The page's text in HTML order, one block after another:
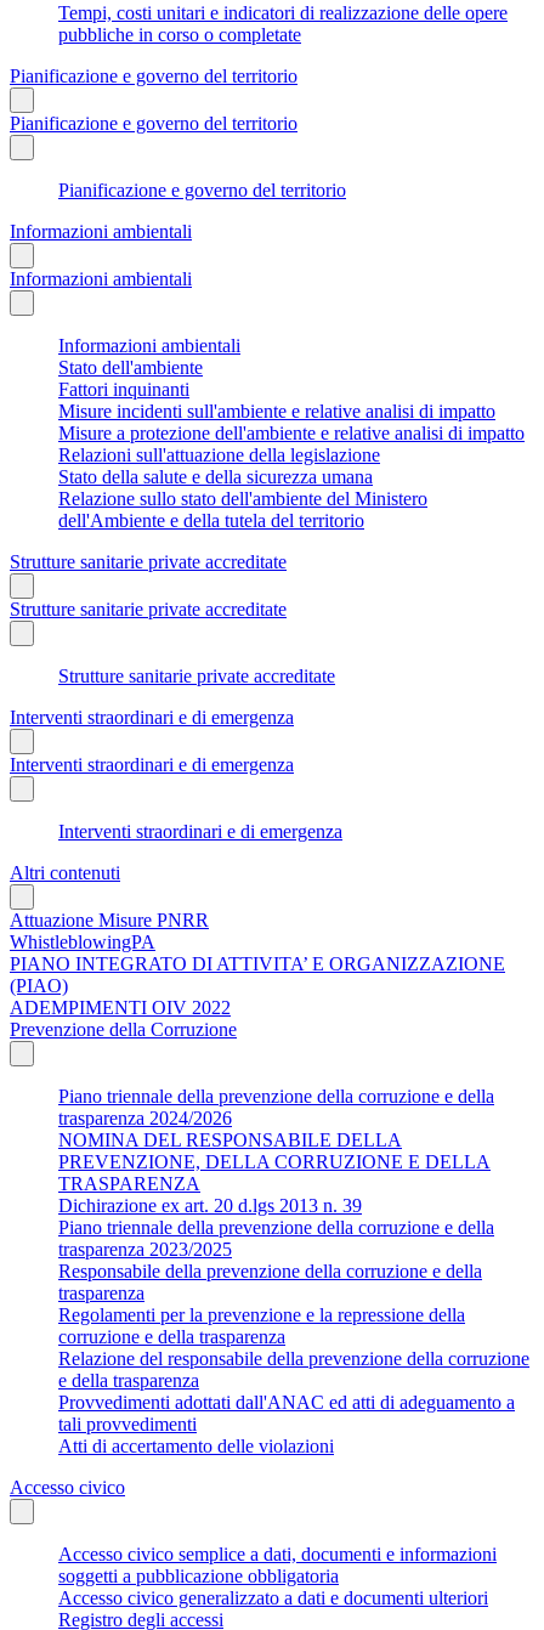
Tempi, costi unitari e indicatori di realizzazione delle opere
pubbliche in corso o completate
Pianificazione e governo del territorio
Pianificazione e governo del territorio
Pianificazione e governo del territorio
Informazioni ambientali
Informazioni ambientali
Informazioni ambientali
Stato dell'ambiente
Fattori inquinanti
Misure incidenti sull'ambiente e relative analisi di impatto
Misure a protezione dell'ambiente e relative analisi di impatto
Relazioni sull'attuazione della legislazione
Stato della salute e della sicurezza umana
Relazione sullo stato dell'ambiente del Ministero
dell'Ambiente e della tutela del territorio
Strutture sanitarie private accreditate
Strutture sanitarie private accreditate
Strutture sanitarie private accreditate
Interventi straordinari e di emergenza
Interventi straordinari e di emergenza
Interventi straordinari e di emergenza
Altri contenuti
Attuazione Misure PNRR
WhistleblowingPA
PIANO INTEGRATO DI ATTIVITA’ E ORGANIZZAZIONE
(PIAO)
ADEMPIMENTI OIV 2022
Prevenzione della Corruzione
Piano triennale della prevenzione della corruzione e della
trasparenza 2024/2026
NOMINA DEL RESPONSABILE DELLA
PREVENZIONE, DELLA CORRUZIONE E DELLA
TRASPARENZA
Dichirazione ex art. 20 d.lgs 2013 n. 39
Piano triennale della prevenzione della corruzione e della
trasparenza 2023/2025
Responsabile della prevenzione della corruzione e della
trasparenza
Regolamenti per la prevenzione e la repressione della
corruzione e della trasparenza
Relazione del responsabile della prevenzione della corruzione
e della trasparenza
Provvedimenti adottati dall'ANAC ed atti di adeguamento a
tali provvedimenti
Atti di accertamento delle violazioni
Accesso civico
Accesso civico semplice a dati, documenti e informazioni
soggetti a pubblicazione obbligatoria
Accesso civico generalizzato a dati e documenti ulteriori
Registro degli accessi